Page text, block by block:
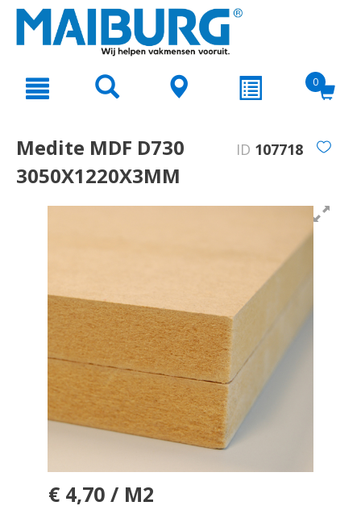
text.skipToNavigation
0
Medite MDF D730
3050X1220X3MM
ID 107718
€ 4,70 / M2